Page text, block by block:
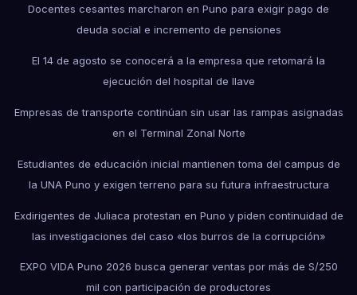
Docentes cesantes marcharon en Puno para exigir pago de
deuda social e incremento de pensiones
El 14 de agosto se conocerá a la empresa que retomará la
ejecución del hospital de Ilave
Empresas de transporte continúan sin usar las rampas asignadas
en el Terminal Zonal Norte
Estudiantes de educación inicial mantienen toma del campus de
la UNA Puno y exigen terreno para su futura infraestructura
Exdirigentes de Juliaca protestan en Puno y piden continuidad de
las investigaciones del caso «los burros de la corrupción»
EXPO VIDA Puno 2026 busca generar ventas por más de S/250
mil con participación de productores